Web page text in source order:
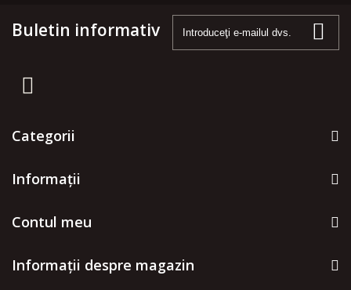
Buletin informativ
Categorii
Informaţii
Contul meu
Informații despre magazin